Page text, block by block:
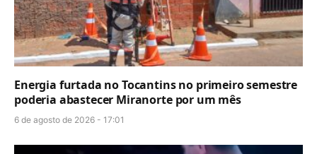
Energia furtada no Tocantins no primeiro semestre
poderia abastecer Miranorte por um mês
6 de agosto de 2026 - 17:01